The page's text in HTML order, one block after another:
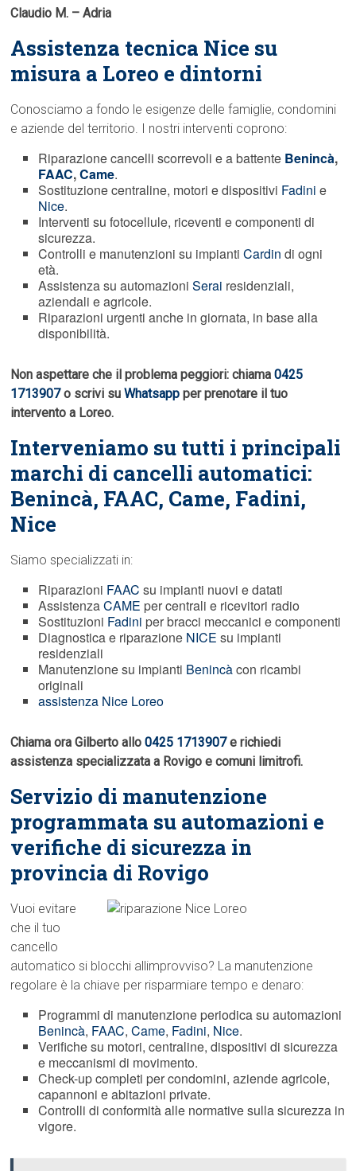
Claudio M. – Adria
Assistenza tecnica Nice su
misura a Loreo e dintorni
Conosciamo a fondo le esigenze delle famiglie, condomini
e aziende del territorio. I nostri interventi coprono:
Riparazione cancelli scorrevoli e a battente Benincà,
FAAC,Came.
Sostituzione centraline, motori e dispositivi Fadini e
Nice.
Interventi su fotocellule, riceventi e componenti di
sicurezza.
Controlli e manutenzioni su impiantiCardin di ogni
età.
Assistenza su automazioniSerai residenziali,
aziendali e agricole.
Riparazioni urgenti anche in giornata, in base alla
disponibilità.
Non aspettare che il problema peggiori: chiama0425
1713907o scrivi suWhatsapp per prenotare il tuo
intervento a Loreo.
Interveniamo su tutti i principali
marchi di cancelli automatici:
Benincà, FAAC, Came, Fadini,
Nice
Siamo specializzati in:
Riparazioni FAAC su impianti nuovi e datati
AssistenzaCAME per centrali e ricevitori radio
Sostituzioni Fadini per bracci meccanici e componenti
Diagnostica e riparazione NICE su impianti
residenziali
Manutenzione su impianti Benincàcon ricambi
originali
assistenza Nice Loreo
Chiama ora Gilberto allo0425 1713907e richiedi
assistenza specializzata a Rovigo e comuni limitrofi.
Servizio di manutenzione
programmata su automazioni e
verifiche di sicurezza in
provincia di Rovigo
Vuoi evitare
che il tuo
cancello
automatico si blocchi allimprovviso? La manutenzione
regolare è la chiave per risparmiare tempo e denaro:
Programmi di manutenzione periodica su automazioni
Benincà, FAAC,Came, Fadini, Nice.
Verifiche su motori, centraline, dispositivi di sicurezza
e meccanismi di movimento.
Check-up completi per condomini, aziende agricole,
capannoni e abitazioni private.
Controlli di conformità alle normative sulla sicurezza in
vigore.